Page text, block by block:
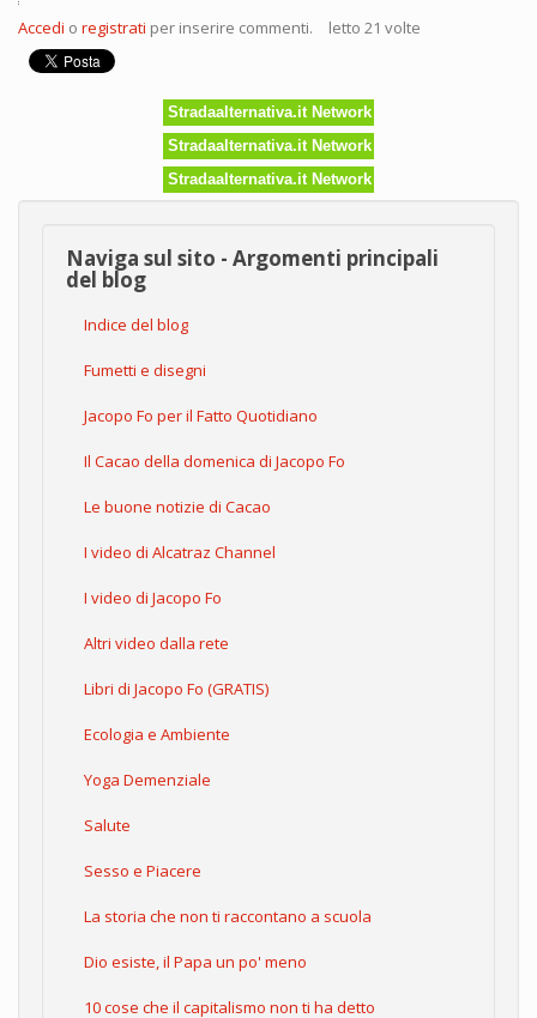
Accedi o registrati per inserire commenti. letto 21 volte
Stradaalternativa.it Network
Stradaalternativa.it Network
Stradaalternativa.it Network
Naviga sul sito - Argomenti principali
del blog
Indice del blog
Fumetti e disegni
Jacopo Fo per il Fatto Quotidiano
Il Cacao della domenica di Jacopo Fo
Le buone notizie di Cacao
I video di Alcatraz Channel
I video di Jacopo Fo
Altri video dalla rete
Libri di Jacopo Fo (GRATIS)
Ecologia e Ambiente
Yoga Demenziale
Salute
Sesso e Piacere
La storia che non ti raccontano a scuola
Dio esiste, il Papa un po' meno
10 cose che il capitalismo non ti ha detto